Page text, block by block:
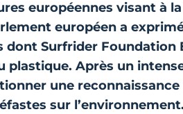
européennes visant à
européen a
dont Surfrider Foundation
plastique. Après un
une
sur